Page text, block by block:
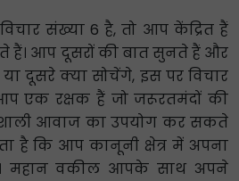
संख्या 6 है, तो आप केंद्रित हैं
हैं। आप दूसरों की बात सुनते हैं और
दूसरे क्या सोचेंगे, इस पर विचार
एक रक्षक हैं जो जरूरतमंदों की
आवाज का उपयोग कर सकते
है कि आप कानूनी क्षेत्र में अपना
महान वकील आपके साथ अपने